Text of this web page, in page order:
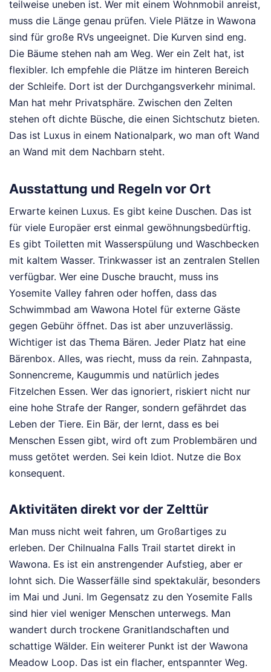
teilweise uneben ist. Wer mit einem Wohnmobil anreist,
muss die Länge genau prüfen. Viele Plätze in Wawona
sind für große RVs ungeeignet. Die Kurven sind eng.
Die Bäume stehen nah am Weg. Wer ein Zelt hat, ist
flexibler. Ich empfehle die Plätze im hinteren Bereich
der Schleife. Dort ist der Durchgangsverkehr minimal.
Man hat mehr Privatsphäre. Zwischen den Zelten
stehen oft dichte Büsche, die einen Sichtschutz bieten.
Das ist Luxus in einem Nationalpark, wo man oft Wand
an Wand mit dem Nachbarn steht.
Ausstattung und Regeln vor Ort
Erwarte keinen Luxus. Es gibt keine Duschen. Das ist
für viele Europäer erst einmal gewöhnungsbedürftig.
Es gibt Toiletten mit Wasserspülung und Waschbecken
mit kaltem Wasser. Trinkwasser ist an zentralen Stellen
verfügbar. Wer eine Dusche braucht, muss ins
Yosemite Valley fahren oder hoffen, dass das
Schwimmbad am Wawona Hotel für externe Gäste
gegen Gebühr öffnet. Das ist aber unzuverlässig.
Wichtiger ist das Thema Bären. Jeder Platz hat eine
Bärenbox. Alles, was riecht, muss da rein. Zahnpasta,
Sonnencreme, Kaugummis und natürlich jedes
Fitzelchen Essen. Wer das ignoriert, riskiert nicht nur
eine hohe Strafe der Ranger, sondern gefährdet das
Leben der Tiere. Ein Bär, der lernt, dass es bei
Menschen Essen gibt, wird oft zum Problembären und
muss getötet werden. Sei kein Idiot. Nutze die Box
konsequent.
Aktivitäten direkt vor der Zelttür
Man muss nicht weit fahren, um Großartiges zu
erleben. Der Chilnualna Falls Trail startet direkt in
Wawona. Es ist ein anstrengender Aufstieg, aber er
lohnt sich. Die Wasserfälle sind spektakulär, besonders
im Mai und Juni. Im Gegensatz zu den Yosemite Falls
sind hier viel weniger Menschen unterwegs. Man
wandert durch trockene Granitlandschaften und
schattige Wälder. Ein weiterer Punkt ist der Wawona
Meadow Loop. Das ist ein flacher, entspannter Weg.